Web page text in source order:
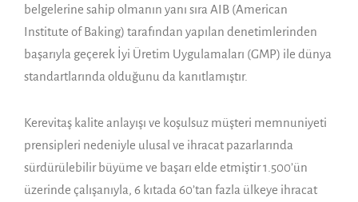
belgelerine sahip olmanın yanı sıra AIB (American
Institute of Baking) tarafından yapılan denetimlerinden
başarıyla geçerek İyi Üretim Uygulamaları (GMP) ile dünya
standartlarında olduğunu da kanıtlamıştır.
Kerevitaş kalite anlayışı ve koşulsuz müşteri memnuniyeti
prensipleri nedeniyle ulusal ve ihracat pazarlarında
sürdürülebilir büyüme ve başarı elde etmiştir 1.500’ün
üzerinde çalışanıyla, 6 kıtada 60’tan fazla ülkeye ihracat